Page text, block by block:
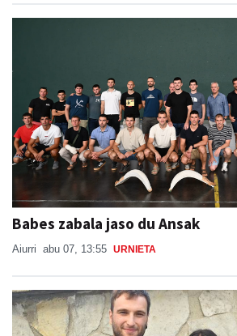
Babes zabala jaso du Ansak
Aiurri abu 07, 13:55 URNIETA